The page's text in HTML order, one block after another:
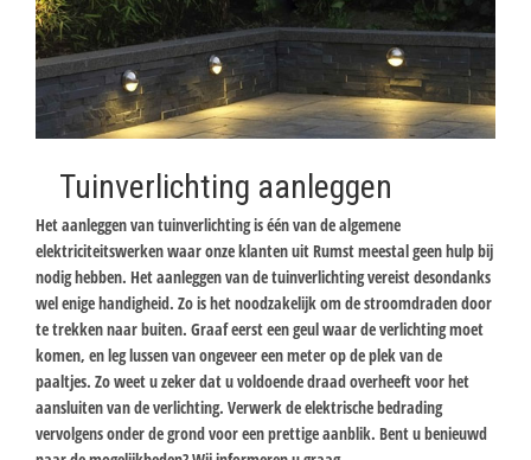
Tuinverlichting aanleggen
Het aanleggen van tuinverlichting is één van de algemene
elektriciteitswerken waar onze klanten uit Rumst meestal geen hulp bij
nodig hebben. Het aanleggen van de tuinverlichting vereist desondanks
wel enige handigheid. Zo is het noodzakelijk om de stroomdraden door
te trekken naar buiten. Graaf eerst een geul waar de verlichting moet
komen, en leg lussen van ongeveer een meter op de plek van de
paaltjes. Zo weet u zeker dat u voldoende draad overheeft voor het
aansluiten van de verlichting. Verwerk de elektrische bedrading
vervolgens onder de grond voor een prettige aanblik. Bent u benieuwd